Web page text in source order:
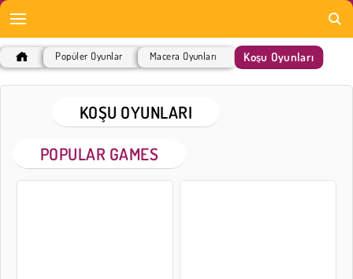
Popüler Oyunlar Macera Oyunları Koşu Oyunları
KOŞU OYUNLARI
POPULAR GAMES